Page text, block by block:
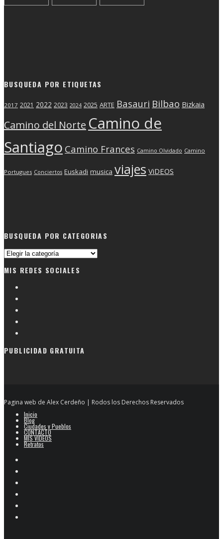
BUSQUEDA POR ETIQUETAS
2017 2021 2022 2023 2024 2025 ARTE Basauri Bilbao Bizkaia
Camino del Norte Camino de
Santiago Camino Frances Camino Olvidado Camino
Portugues Conciertos Euskadi musica viajes ViDEOS
BUSQUEDA POR CATEGORIAS
Busqueda
categorias
MIS REDES SOCIALES
PUBLICIDAD GRATUITA
Pagina web de Alex Cerdeño | Rodos los Derechos Reservados
Inicio
Blog
Ciudades y Pueblos
CONTACTO
MIS VIDEOS
Retratos